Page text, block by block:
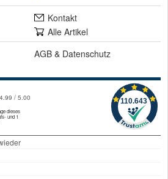
Kontakt
Alle Artikel
AGB & Datenschutz